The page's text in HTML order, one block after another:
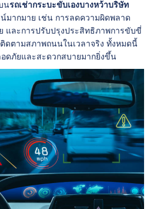
นรถเช่ากระบะขับเองบางหว้าบริษัท
มากมาย เช่น การลดความผิดพลาด
และการปรับปรุงประสิทธิภาพการขับขี่
ดตามสภาพถนนในเวลาจริง ทั้งหมดนี้
ดภัยและสะดวกสบายมากยิ่งขึ้น